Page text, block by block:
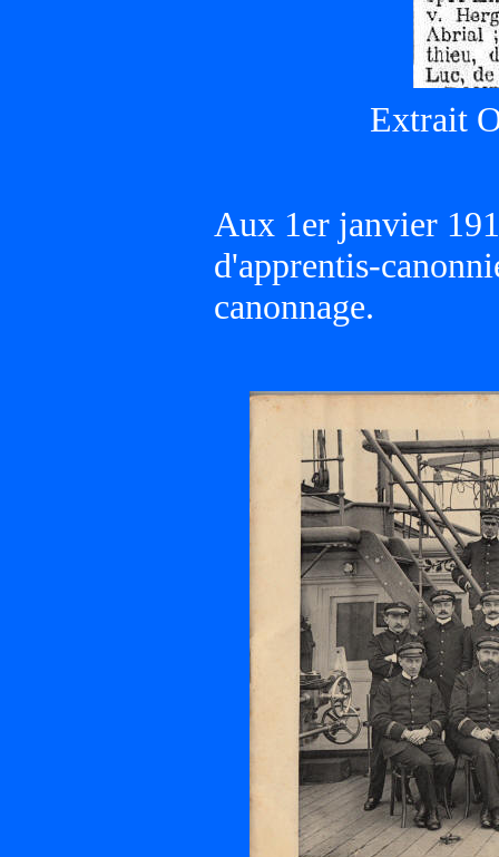
Extrait
Aux 1er janvier
d'apprentis-
canonnage.